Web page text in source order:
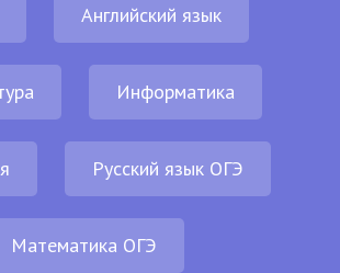
Английский язык
Информатика
Русский язык ОГЭ
Математика ОГЭ